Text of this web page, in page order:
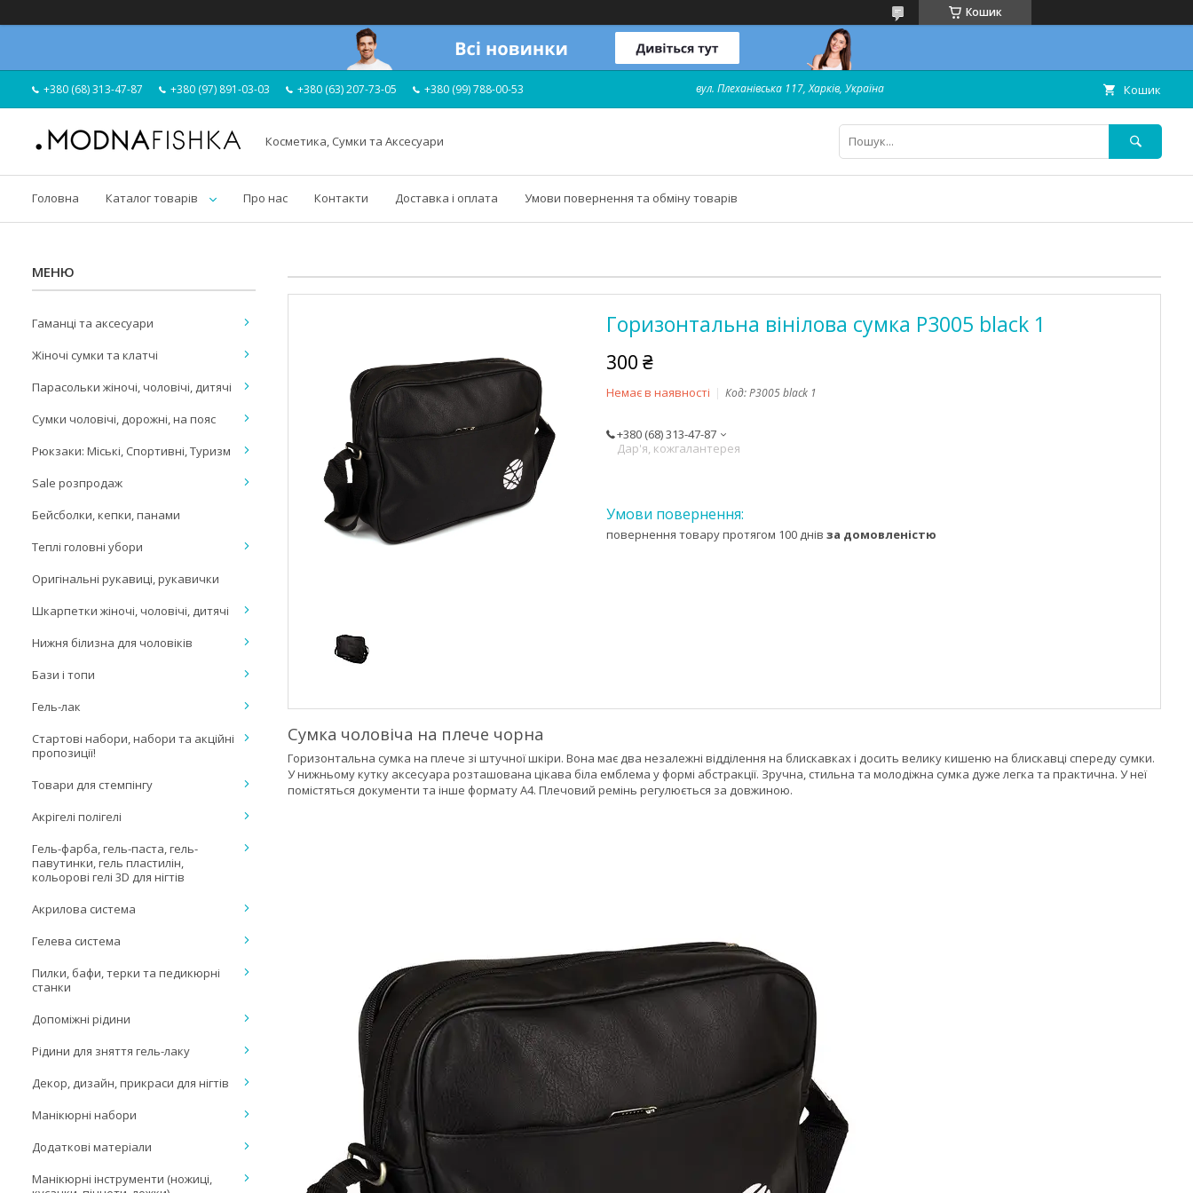
Кошик
+380 (68) 313-47-87 +380 (97) 891-03-03 +380 (63) 207-73-05 +380 (99) 788-00-53 вул. Плеханівська 117, Харків, Україна Кошик
Косметика, Сумки та Аксесуари
Головна Каталог товарів Про нас Контакти Доставка і оплата Умови повернення та обміну товарів
Горизонтальна вінілова сумка P3005 black 1
300 ₴
Немає в наявності Код:P3005 black 1
+380 (68) 313-47-87
Дар'я, кожгалантерея
повернення товару протягом 100 днів за домовленістю
Сумка чоловіча на плече чорна
Горизонтальна сумка на плече зі штучної шкіри. Вона має два незалежні відділення на блискавках і досить велику кишеню на блискавці спереду сумки.
У нижньому кутку аксесуара розташована цікава біла емблема у формі абстракції. Зручна, стильна та молодіжна сумка дуже легка та практична. У неї
помістяться документи та інше формату А4. Плечовий ремінь регулюється за довжиною.
Гаманці та аксесуари
Жіночі сумки та клатчі
Парасольки жіночі, чоловічі, дитячі
Сумки чоловічі, дорожні, на пояс
Рюкзаки: Міські, Спортивні, Туризм
Sale розпродаж
Бейсболки, кепки, панами
Теплі головні убори
Оригінальні рукавиці, рукавички
Шкарпетки жіночі, чоловічі, дитячі
Нижня білизна для чоловіків
Бази і топи
Гель-лак
Стартові набори, набори та акційні
пропозиції!
Товари для стемпінгу
Акрігелі полігелі
Гель-фарба, гель-паста, гель-
павутинки, гель пластилін,
кольорові гелі 3D для нігтів
Акрилова система
Гелева система
Пилки, бафи, терки та педикюрні
станки
Допоміжні рідини
Рідини для зняття гель-лаку
Декор, дизайн, прикраси для нігтів
Манікюрні набори
Додаткові матеріали
Манікюрні інструменти (ножиці,